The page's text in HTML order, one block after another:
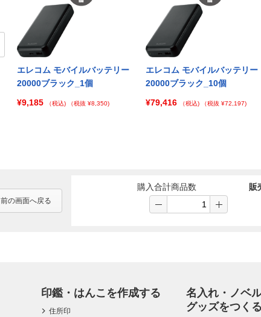
エレコム モバイルバッテリー
20000ブラック_1個
¥9,185
（税込) （税抜 ¥8,350)
エレコム モバイルバッテリー
20000ブラック_10個
¥79,416
（税込) （税抜 ¥72,197)
前の画面へ戻る
購入合計商品数 販
印鑑・はんこを作成する
住所印
名入れ・ノベ
グッズをつくる